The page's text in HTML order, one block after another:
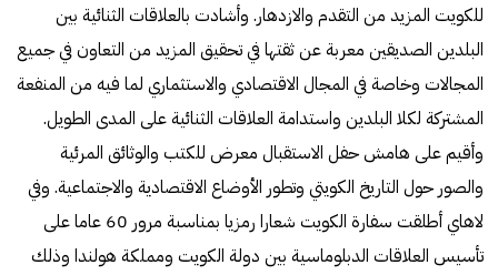
للكويت المزيد من التقدم والازدهار. وأشادت بالعلاقات الثنائية بين
البلدين الصديقين معربة عن ثقتها في تحقيق المزيد من التعاون في جميع
المجالات وخاصة في المجال الاقتصادي والاستثماري لما فيه من المنفعة
المشتركة لكلا البلدين واستدامة العلاقات الثنائية على المدى الطويل.
‏وأقيم على هامش حفل الاستقبال معرض للكتب والوثائق المرئية
والصور حول التاريخ الكويتي وتطور الأوضاع الاقتصادية والاجتماعية. وفي
لاهاي أطلقت سفارة الكويت شعارا رمزيا بمناسبة مرور 60 عاما على
تأسيس العلاقات الدبلوماسية بين دولة الكويت ومملكة هولندا وذلك